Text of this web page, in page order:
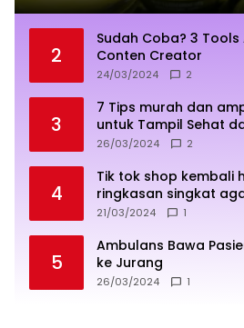
2
Sudah Coba? 3
Conten Creator
24/03/2024 2
3
7 Tips murah dan
untuk Tampil Sehat
26/03/2024 2
4
Tik tok shop kembali
ringkasan singkat
sukses
21/03/2024 1
5
Ambulans Bawa
ke Jurang
26/03/2024 1